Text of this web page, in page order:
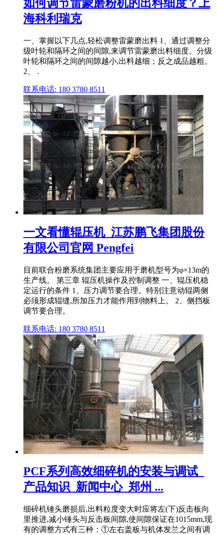
如何调节雷蒙磨粉机的出料细度？上
海科利瑞克
一、掌握以下几点,轻松调整雷蒙磨出料 1、通过调整分
级叶轮和隔环之间的间隙,来调节雷蒙磨出料细度。分级
叶轮和隔环之间的间隙越小,出料越细；反之成品越粗。
2、 .
联系电话: 180 3780 8511
一文看懂辊压机_江苏鹏飞集团股份
有限公司官网 Pengfei
目前联合粉磨系统集团主要应用于磨机型号为φ×13m的
生产线。 第三章 辊压机操作及控制调整 一、辊压机稳
定运行的条件 1、压力调节要合理。特别注意动辊两侧
必须形成辊缝,所加压力才能作用到物料上。 2、侧挡板
调节要合理。
联系电话: 180 3780 8511
PCF系列高效细碎机的安装与调试_
产品知识_新闻中心_郑州 ...
细碎机锤头磨损后,出料粒度变大时应将左(下)反击板向
里推进,减小锤头与反击板间隙,使间隙保证在1015mm,现
有的调整方式有三种：①左右盖板与机体发兰之间有调